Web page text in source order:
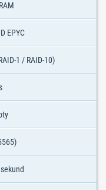
EPYC
1 / RAID-10)